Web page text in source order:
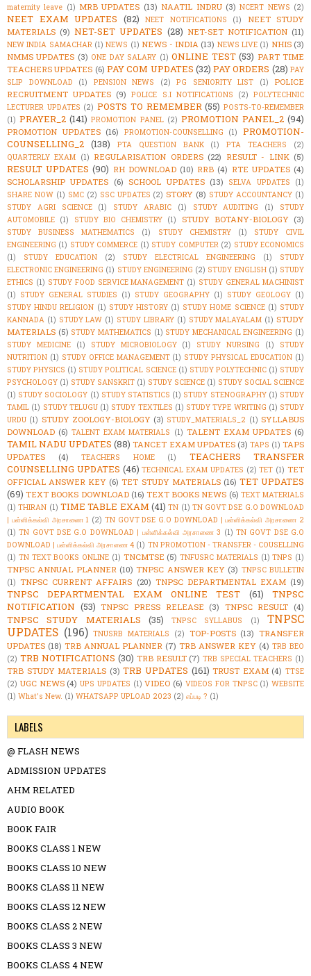
maternity leave (1) MRB UPDATES (13) NAATIL INDRU (3) NCERT NEWS (2)
NEET EXAM UPDATES (82) NEET NOTIFICATIONS (1)
NEET STUDY
MATERIALS (9) NET-SET UPDATES (28) NET-SET NOTIFICATION (11)
NEW INDIA SAMACHAR (1) NEWS (1) NEWS - INDIA (13) NEWS LIVE (1) NHIS (3)
NMMS UPDATES (3) ONE DAY SALARY (1) ONLINE TEST (53) PART TIME
TEACHERS UPDATES (6) PAY COM UPDATES (32) PAY ORDERS (28) PAY
SLIP DOWNLOAD
(1) PENSION NEWS (2) PG SENIORITY LIST (1)
POLICE
RECRUITMENT UPDATES (9) POLICE S.I NOTIFICATIONS (2) POLYTECHNIC
LECTURER UPDATES (2) POSTS TO REMEMBER (55) POSTS-TO-REMEMBER
(1) PRAYER_2 (141) PROMOTION PANEL (2) PROMOTION PANEL_2 (94)
PROMOTION UPDATES (16) PROMOTION-COUNSELLING (1)
PROMOTION-
COUNSELLING_2 (138) PTA QUESTION BANK (1) PTA TEACHERS
(2)
QUARTERLY EXAM (1) REGULARISATION ORDERS (22) RESULT - LINK (5)
RESULT UPDATES (90) RH DOWNLOAD (10) RRB (4) RTE UPDATES (4)
SCHOLARSHIP UPDATES (6) SCHOOL UPDATES (13) SELVA UPDATES
(1)
SHARE NOW (1) SMC (2) SSC UPDATES (2) STORY (8) STUDY ACCOUNTANCY (1)
STUDY AGRI SCIENCE
(1) STUDY ARABIC (1) STUDY AUDITING (1)
STUDY
AUTOMOBILE (1) STUDY BIO CHEMISTRY (1) STUDY BOTANY-BIOLOGY (3)
STUDY BUSINESS MATHEMATICS (1) STUDY CHEMISTRY (1)
STUDY CIVIL
ENGINEERING (1) STUDY COMMERCE (1) STUDY COMPUTER (2) STUDY ECONOMICS
(1)
STUDY EDUCATION (2) STUDY ELECTRICAL ENGINEERING (1)
STUDY
ELECTRONIC ENGINEERING (1) STUDY ENGINEERING (2) STUDY ENGLISH (1) STUDY
ETHICS (1) STUDY FOOD SERVICE MANAGEMENT (1) STUDY GENERAL MACHINIST
(1) STUDY GENERAL STUDIES (1) STUDY GEOGRAPHY (1) STUDY GEOLOGY (1)
STUDY HINDU RELIGION (1) STUDY HISTORY (1) STUDY HOME SCIENCE (1) STUDY
KANNADA (1) STUDY LAW (1) STUDY LIBRARY (1) STUDY MALAYALAM (1) STUDY
MATERIALS (5) STUDY MATHEMATICS (1) STUDY MECHANICAL ENGINEERING (1)
STUDY MEDICINE
(1) STUDY MICROBIOLOGY (1) STUDY NURSING (1)
STUDY
NUTRITION (1) STUDY OFFICE MANAGEMENT (1) STUDY PHYSICAL EDUCATION (1)
STUDY PHYSICS (1) STUDY POLITICAL SCIENCE (1) STUDY POLYTECHNIC (1) STUDY
PSYCHOLOGY (1) STUDY SANSKRIT (1) STUDY SCIENCE (1) STUDY SOCIAL SCIENCE
(1) STUDY SOCIOLOGY (1) STUDY STATISTICS (1) STUDY STENOGRAPHY (1) STUDY
TAMIL (1) STUDY TELUGU (1) STUDY TEXTILES (1) STUDY TYPE WRITING (1) STUDY
URDU (1) STUDY ZOOLOGY-BIOLOGY (3) STUDY_MATERIALS_2 (1) SYLLABUS
DOWNLOAD (6) TALENT EXAM MATERIALS (1) TALENT EXAM UPDATES (6)
TAMIL NADU UPDATES (88) TANCET EXAM UPDATES (3) TAPS (1) TAPS
UPDATES
(4) TEACHERS HOME (1)
TEACHERS TRANSFER
COUNSELLING UPDATES (46) TECHNICAL EXAM UPDATES (2) TET (1) TET
OFFICIAL ANSWER KEY (6) TET STUDY MATERIALS (16) TET UPDATES
(69) TEXT BOOKS DOWNLOAD (16) TEXT BOOKS NEWS (6) TEXT MATERIALS
(1) THIRAN (1) TIME TABLE EXAM (41) TN (1) TN GOVT DSE G.O DOWNLOAD
| பள்ளிக்கல்வி அரசாணை 1 (2) TN GOVT DSE G.O DOWNLOAD | பள்ளிக்கல்வி அரசாணை 2
(1) TN GOVT DSE G.O DOWNLOAD | பள்ளிக்கல்வி அரசாணை 3 (1) TN GOVT DSE G.O
DOWNLOAD | பள்ளிக்கல்வி அரசாணை 4 (1) TN PROMOTION - TRANSFER - COUSELLING
(1) TN TEXT BOOKS ONLINE (1) TNCMTSE (5) TNFUSRC MATERIALS (1) TNPS (1)
TNPSC ANNUAL PLANNER (10) TNPSC ANSWER KEY (3) TNPSC BULLETIN
(1) TNPSC CURRENT AFFAIRS (20) TNPSC DEPARTMENTAL EXAM (19)
TNPSC DEPARTMENTAL EXAM ONLINE TEST (61)
TNPSC
NOTIFICATION (53) TNPSC PRESS RELEASE (3) TNPSC RESULT (4)
TNPSC STUDY MATERIALS (35) TNPSC SYLLABUS (1)
TNPSC
UPDATES (196) TNUSRB MATERIALS (2) TOP-POSTS (13) TRANSFER
UPDATES (18) TRB ANNUAL PLANNER (7) TRB ANSWER KEY (4) TRB BEO
(2) TRB NOTIFICATIONS (30) TRB RESULT (7) TRB SPECIAL TEACHERS (1)
TRB STUDY MATERIALS (3) TRB UPDATES (161) TRUST EXAM (4) TTSE
(2) UGC NEWS (4) UPS UPDATES (1) VIDEO (6) VIDEOS FOR TNPSC (1) WEBSITE
(1) What's New. (1) WHATSAPP UPLOAD 2023 (2) எப்படி ? (1)
LABELS
@ FLASH NEWS
ADMISSION UPDATES
AHM RELATED
AUDIO BOOK
BOOK FAIR
BOOKS CLASS 1 NEW
BOOKS CLASS 10 NEW
BOOKS CLASS 11 NEW
BOOKS CLASS 12 NEW
BOOKS CLASS 2 NEW
BOOKS CLASS 3 NEW
BOOKS CLASS 4 NEW